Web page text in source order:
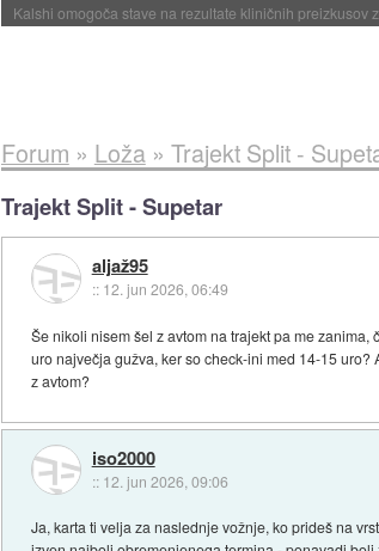
Sandisk že prodal več kot polovico SSD-jev za
Forum » Loža» Trajekt Split -
Trajekt Split - Supetar
aljaž95
:: 12. jun 2026, 06:49
Še nikoli nisem šel z avtom na trajekt pa me
uro največja gužva, ker so check-ini med 14-15
z avtom?
iso2000
:: 12. jun 2026, 09:06
Ja, karta ti velja za naslednje vožnje, ko prideš na